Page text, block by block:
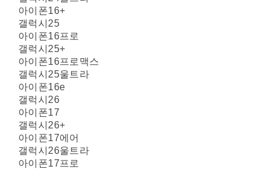
아이폰16+
갤럭시25
아이폰16프로
갤럭시25+
아이폰16프로맥스
갤럭시25울트라
아이폰16e
갤럭시26
아이폰17
갤럭시26+
아이폰17에어
갤럭시26울트라
아이폰17프로